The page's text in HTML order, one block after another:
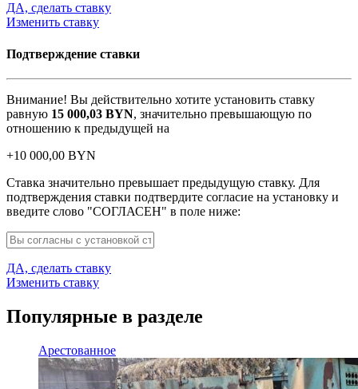
ДА, сделать ставку
Изменить ставку
Подтверждение ставки
Внимание! Вы действительно хотите установить ставку
равную 15 000,03 BYN, значительно превышающую по
отношению к предыдущей на
+10 000,00 BYN
Ставка значительно превышает предыдущую ставку. Для
подтверждения ставки подтвердите согласие на установку и
введите слово "СОГЛАСЕН" в поле ниже:
ДА, сделать ставку
Изменить ставку
Популярные в разделе
Арестованное